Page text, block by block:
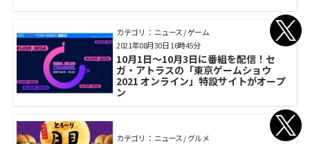
カテゴリ： ニュース / ゲーム
10月1日～10月3日に番組を配信！セ
ガ・アトラスの「東京ゲームショウ
2021 オンライン」特設サイトがオープ
ン
2021年08月30日 16時45分
カテゴリ： ニュース / グルメ